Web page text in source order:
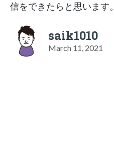
信をできたらと思います。
saik1010
March 11, 2021